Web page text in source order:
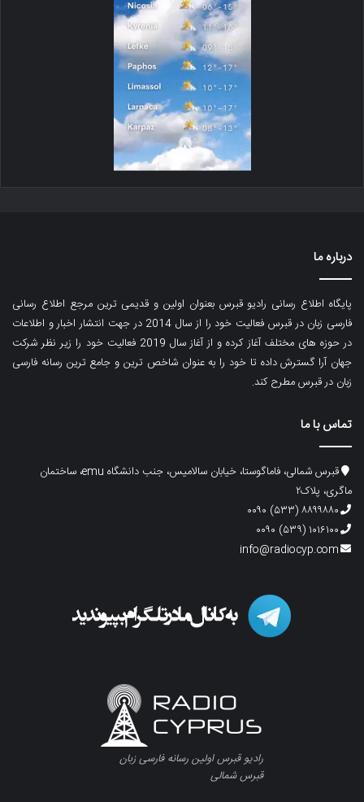
درباره ما
پایگاه اطلاع رسانی رادیو قبرس بعنوان اولین و قدیمی ترین مرجع اطلاع رسانی
فارسی زبان در قبرس فعالیت خود را از سال 2014 در جهت انتشار اخبار و اطلاعات
در حوزه های مختلف آغاز کرده و از آغاز سال 2019 فعالیت خود را زیر نظر شرکت
جهان آرا گسترش داده تا خود را به عنوان شاخص ترین و جامع ترین رسانه فارسی
زبان در قبرس مطرح کند.
تماس با ما
قبرس شمالی، فاماگوستا، خیابان سالامیس، جنب دانشگاه emu، ساختمان
ماگری، پلاک۲
۸۸۹۹۸۸۰ (۵۳۳) ۰۰۹۰
۱۰۱۶۱۰۰ (۵۳۹) ۰۰۹۰
info@radiocyp.com
رادیو قبرس اولین رسانه فارسی زبان
قبرس شمالی